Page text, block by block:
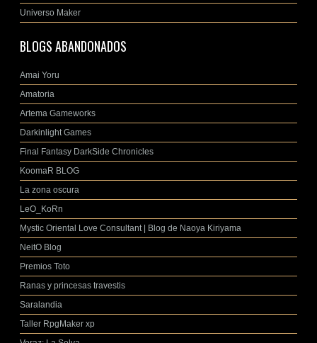
Universo Maker
BLOGS ABANDONADOS
Amai Yoru
Amatoria
Artema Gameworks
Darkinlight Games
Final Fantasy DarkSide Chronicles
KoomaR BLOG
La zona oscura
LeO_KoRn
Mystic Oriental Love Consultant | Blog de Naoya Kiriyama
NeitO Blog
Premios Toto
Ranas y princesas travestis
Saralandia
Taller RpgMaker xp